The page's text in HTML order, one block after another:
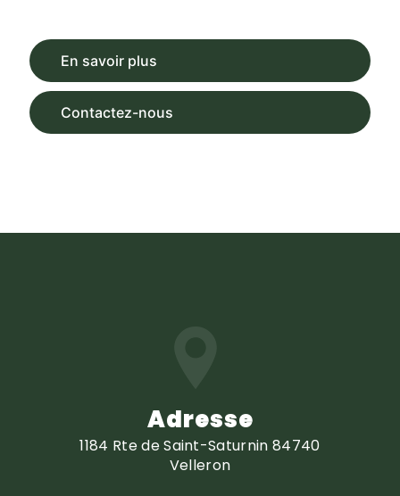
En savoir plus
Contactez-nous
Adresse
1184 Rte de Saint-Saturnin 84740
Velleron